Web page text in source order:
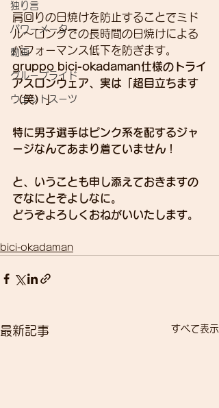
独り言
パワーメーター
動画
グループライド
ウェットスーツ
肩回りの日焼けを防止することでミド
ル～ロングでの長時間の日焼けによる
パフォーマンス低下を防ぎます。
gruppo bici-okadaman仕様のトライ
アスロンウェア、実は「超目立ちます
（笑）」
特に男子選手はピンク系を配するジャ
ージなんてあまり着ていません！
と、いうことも申し添えておきますの
でなにとぞよしなに。
どうぞよろしくおねがいいたします。
bici-okadaman
最新記事 すべて表示